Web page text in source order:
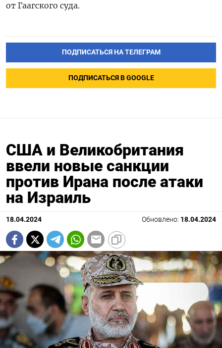
от Гаагского суда.
ПОДПИСАТЬСЯ НА ТЕЛЕГРАМ
ПОДПИСАТЬСЯ В GOOGLE
США и Великобритания
ввели новые санкции
против Ирана после атаки
на Израиль
18.04.2024 Обновлено: 18.04.2024